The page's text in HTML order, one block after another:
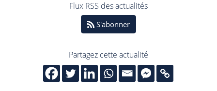
Flux RSS des actualités
S'abonner
Partagez cette actualité